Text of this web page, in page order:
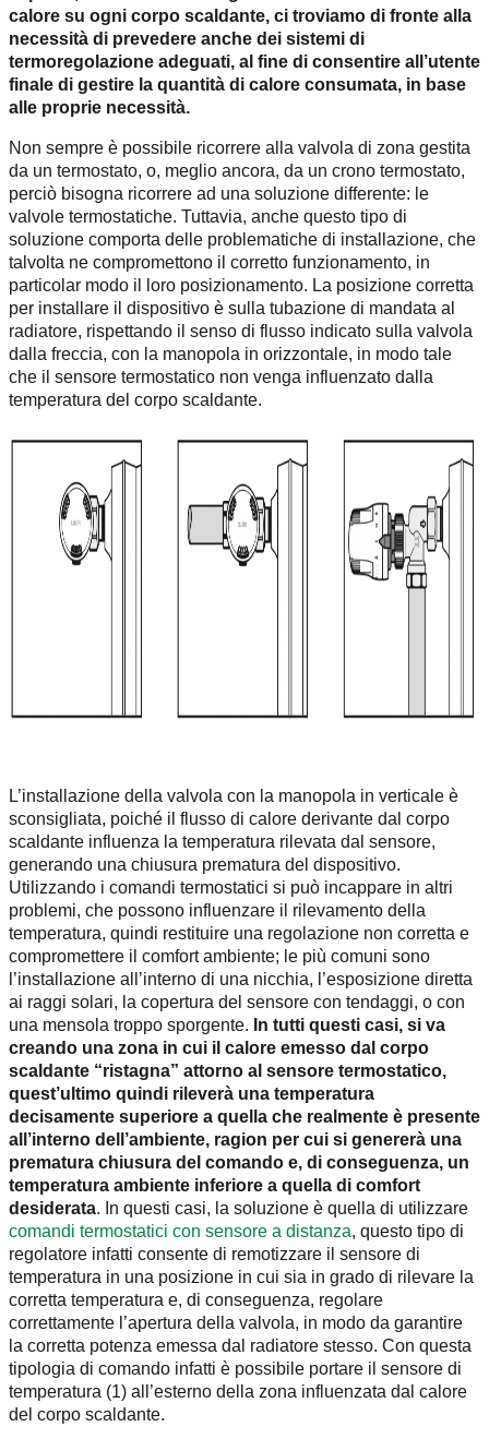
calore su ogni corpo scaldante, ci troviamo di fronte alla
necessità di prevedere anche dei sistemi di
termoregolazione adeguati, al fine di consentire all’utente
finale di gestire la quantità di calore consumata, in base
alle proprie necessità.
Non sempre è possibile ricorrere alla valvola di zona gestita
da un termostato, o, meglio ancora, da un crono termostato,
perciò bisogna ricorrere ad una soluzione differente: le
valvole termostatiche. Tuttavia, anche questo tipo di
soluzione comporta delle problematiche di installazione, che
talvolta ne compromettono il corretto funzionamento, in
particolar modo il loro posizionamento. La posizione corretta
per installare il dispositivo è sulla tubazione di mandata al
radiatore, rispettando il senso di flusso indicato sulla valvola
dalla freccia, con la manopola in orizzontale, in modo tale
che il sensore termostatico non venga influenzato dalla
temperatura del corpo scaldante.
L’installazione della valvola con la manopola in verticale è
sconsigliata, poiché il flusso di calore derivante dal corpo
scaldante influenza la temperatura rilevata dal sensore,
generando una chiusura prematura del dispositivo.
Utilizzando i comandi termostatici si può incappare in altri
problemi, che possono influenzare il rilevamento della
temperatura, quindi restituire una regolazione non corretta e
compromettere il comfort ambiente; le più comuni sono
l’installazione all’interno di una nicchia, l’esposizione diretta
ai raggi solari, la copertura del sensore con tendaggi, o con
una mensola troppo sporgente. In tutti questi casi, si va
creando una zona in cui il calore emesso dal corpo
scaldante “ristagna” attorno al sensore termostatico,
quest’ultimo quindi rileverà una temperatura
decisamente superiore a quella che realmente è presente
all’interno dell’ambiente, ragion per cui si genererà una
prematura chiusura del comando e, di conseguenza, un
temperatura ambiente inferiore a quella di comfort
desiderata. In questi casi, la soluzione è quella di utilizzare
comandi termostatici con sensore a distanza, questo tipo di
regolatore infatti consente di remotizzare il sensore di
temperatura in una posizione in cui sia in grado di rilevare la
corretta temperatura e, di conseguenza, regolare
correttamente l’apertura della valvola, in modo da garantire
la corretta potenza emessa dal radiatore stesso. Con questa
tipologia di comando infatti è possibile portare il sensore di
temperatura (1) all’esterno della zona influenzata dal calore
del corpo scaldante.